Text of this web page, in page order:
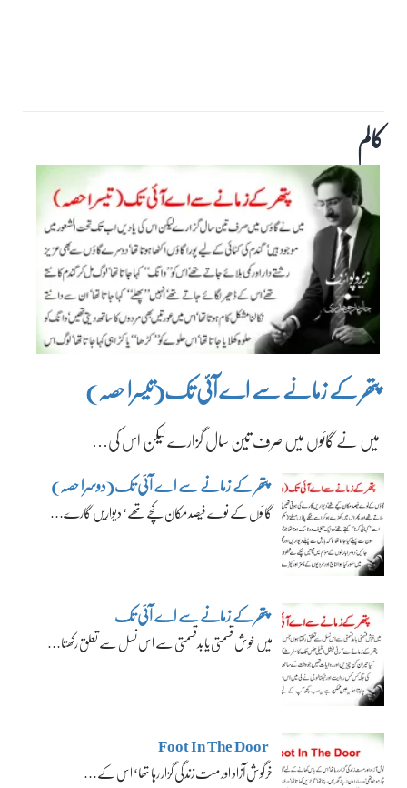
کالم
پتھر کے زمانے سے اے آئی تک(تیسرا حصہ)
میں نے گائوں میں صرف تین سال گزارے لیکن اس کی…
پتھر کے زمانے سے اے آئی تک(دوسرا حصہ)
گائوں کے نوے فیصد مکان کچے تھے‘ دیواریں گارے…
پتھر کے زمانے سے اے آئی تک
میں خوش قسمتی یا بدقسمتی سے اس نسل سے تعلق رکھتا…
Foot In The Door
خرگوش آزاد اور مست زندگی گزار رہا تھا‘ اس کے…